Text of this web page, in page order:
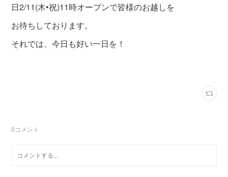
日2/11(木•祝)11時オープンで皆様のお越しを
お待ちしております。
それでは、今日も好い一日を！
0コメント